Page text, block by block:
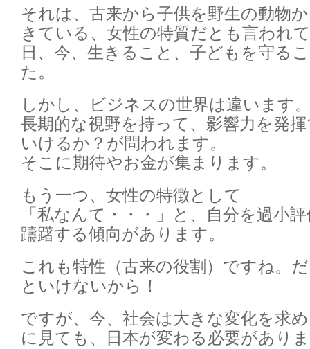
それは、古来から子供を野生の動物
きている、女性の特質だとも言われ
日、今、生きること、子どもを守る
た。
しかし、ビジネスの世界は違います
長期的な視野を持って、影響力を発
いけるか？が問われます。
そこに期待やお金が集まります。
もう一つ、女性の特徴として
「私なんて・・・」と、自分を過小
躊躇する傾向があります。
これも特性（古来の役割）ですね。
といけないから！
ですが、今、社会は大きな変化を求
に見ても、日本が変わる必要があり